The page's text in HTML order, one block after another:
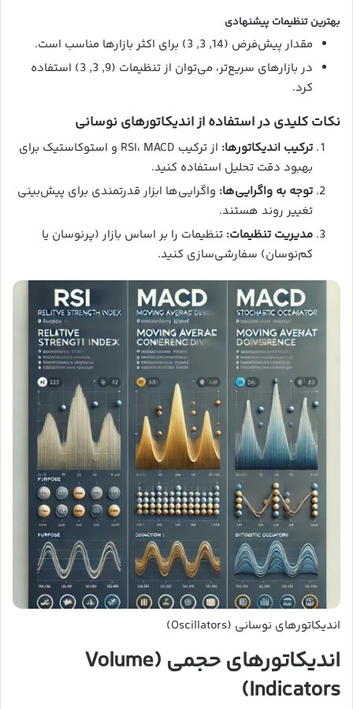
بهترین تنظیمات پیشنهادی
مقدار پیش‌فرض (14, 3, 3) برای اکثر بازارها مناسب است.
در بازارهای سریع‌تر، می‌توان از تنظیمات (9, 3, 3) استفاده
کرد.
نکات کلیدی در استفاده از اندیکاتورهای نوسانی
ترکیب اندیکاتورها:
از ترکیب RSI، MACD و استوکاستیک برای
بهبود دقت تحلیل استفاده کنید.
توجه به واگرایی‌ها: واگرایی‌ها ابزار قدرتمندی برای پیش‌بینی
تغییر روند هستند.
مدیریت تنظیمات: تنظیمات را بر اساس بازار (پرنوسان یا
کم‌نوسان) سفارشی‌سازی کنید.
اندیکاتورهای نوسانی (Oscillators)
اندیکاتورهای حجمی (Volume
Indicators)